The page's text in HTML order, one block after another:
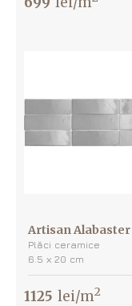
Artisan Alabaster
Plăci ceramice
6.5 х 20 cm
1125 lei/m2